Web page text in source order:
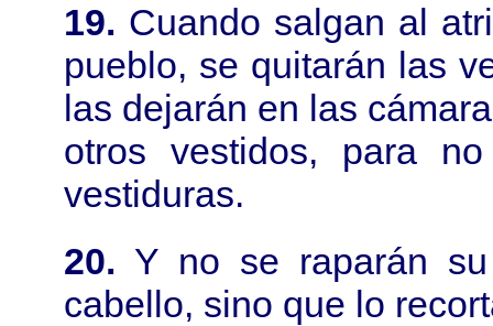
19. Cuando salgan al
pueblo, se quitarán las
las dejarán en las
otros vestidos, para
vestiduras.
20. Y no se raparán
cabello, sino que lo